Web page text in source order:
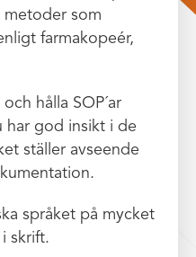
metoder som
farmakopeér,
hålla SOP´ar
har god insikt i de
ställer avseende
språket på mycket
skrift.